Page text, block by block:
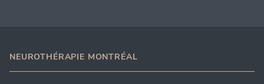
NEUROTHÉRAPIE MONTRÉAL